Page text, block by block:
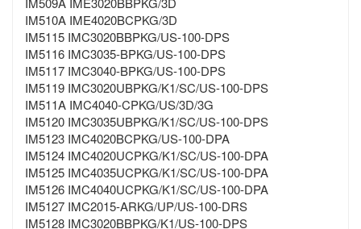
IM510A IME4020BCPKG/3D
IM5115 IMC3020BBPKG/US-100-DPS
IM5116 IMC3035-BPKG/US-100-DPS
IM5117 IMC3040-BPKG/US-100-DPS
IM5119 IMC3020UBPKG/K1/SC/US-100-DPS
IM511A IMC4040-CPKG/US/3D/3G
IM5120 IMC3035UBPKG/K1/SC/US-100-DPS
IM5123 IMC4020BCPKG/US-100-DPA
IM5124 IMC4020UCPKG/K1/SC/US-100-DPA
IM5125 IMC4035UCPKG/K1/SC/US-100-DPA
IM5126 IMC4040UCPKG/K1/SC/US-100-DPA
IM5127 IMC2015-ARKG/UP/US-100-DRS
IM5128 IMC3020BBPKG/K1/US-100-DPS